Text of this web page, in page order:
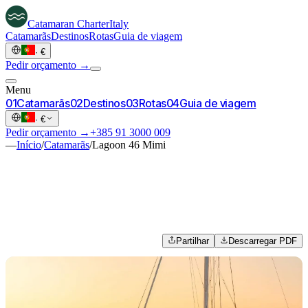
Catamaran CharterItaly
CatamarãsDestinosRotasGuia de viagem
· €
Pedir orçamento →
Menu
01Catamarãs02Destinos03Rotas04Guia de viagem
· €
Pedir orçamento →+385 91 3000 009
—Início/Catamarãs/Lagoon 46 Mimi
Partilhar Descarregar PDF